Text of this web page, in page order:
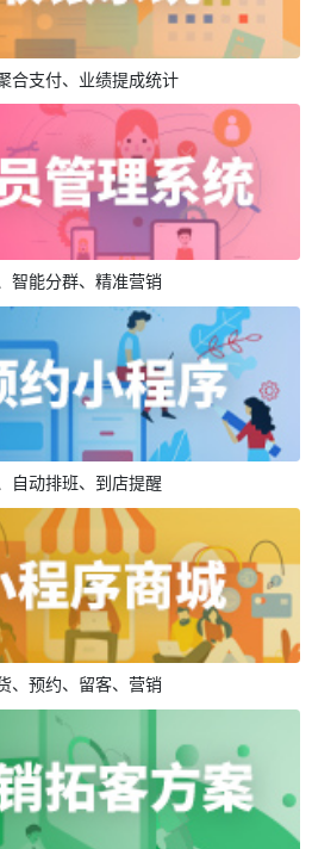
合支付、业绩提成统计
智能分群、精准营销
自动排班、到店提醒
、预约、留客、营销